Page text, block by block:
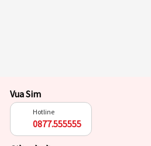
Vua Sim
Hotline
0877.555555